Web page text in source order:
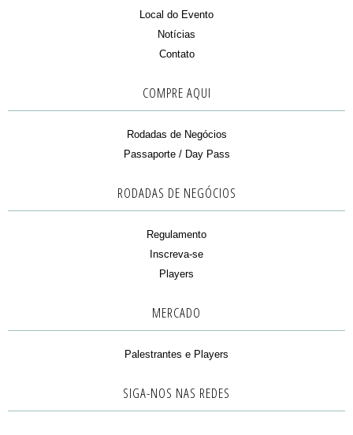
Local do Evento
Notícias
Contato
COMPRE AQUI
Rodadas de Negócios
Passaporte / Day Pass
RODADAS DE NEGÓCIOS
Regulamento
Inscreva-se
Players
MERCADO
Palestrantes e Players
SIGA-NOS NAS REDES